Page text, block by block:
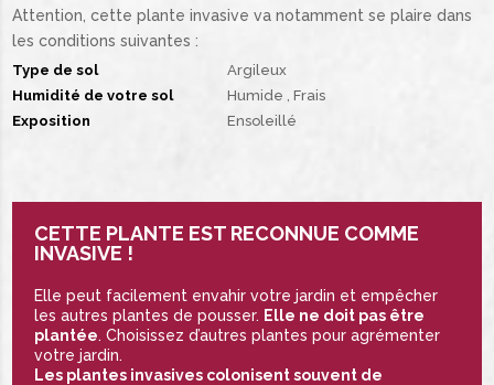
Attention, cette plante invasive va notamment se plaire dans
les conditions suivantes :
Type de sol
Argileux
Humidité de votre sol
Humide
Frais
Exposition
Ensoleillé
CETTE PLANTE EST RECONNUE COMME
INVASIVE !
Elle peut facilement envahir votre jardin et empêcher
les autres plantes de pousser. Elle ne doit pas être
plantée. Choisissez d’autres plantes pour agrémenter
votre jardin.
Les plantes invasives colonisent souvent de